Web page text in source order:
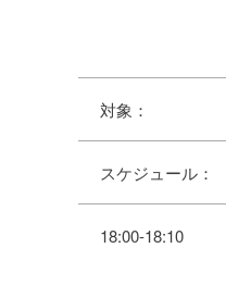
対象：
スケジュール：
18:00-18:10